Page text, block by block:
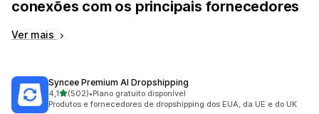
conexões com os principais fornecedores
Ver mais
Syncee Premium AI Dropshipping
4,1de 5 estrelas
(502)
502 avaliações ao todo
•Plano gratuito disponível
Produtos e fornecedores de dropshipping dos EUA, da UE e do UK